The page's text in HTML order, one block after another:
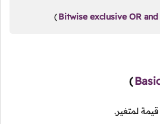
Bitwise exclusive OR
)
)
لمتغير.